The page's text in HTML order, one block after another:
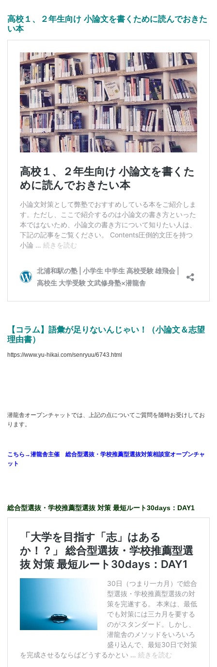
高校１、２年生向け 小論文を書くために読んでおきた
い本
【コラム】語彙が足りないんじゃい！（小論文＆志望
理由書）
https://www.yu-hikai.com/senryuu/6743.html
潜龍舎オープンチャットでは、上記の点についてご質問を随時お受けしてお
ります。
こちら→潜龍舎主催 総合型選抜・学校推薦型選抜対策相談室オープンチャ
ット
総合型選抜・学校推薦型選抜 対策 最短ルート30days：DAY1